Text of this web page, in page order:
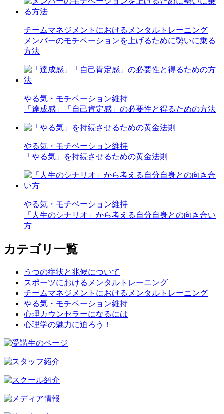
チームマネジメントにおけるメンタルトレーニング
メンバーのモチベーションを上げるために勢いに乗る
方法
やる気・モチベーション維持
「達成感」「自己肯定感」の必要性と得るための方法
やる気・モチベーション維持
「やる気」を持続させるための黄金法則
やる気・モチベーション維持
「人生のシナリオ」から考える自分自身との向き合い
方
カテゴリ一覧
うつの症状と兆候について
スポーツにおけるメンタルトレーニング
チームマネジメントにおけるメンタルトレーニング
やる気・モチベーション維持
心理カウンセラーになるには
心理学の魅力に迫ろう！